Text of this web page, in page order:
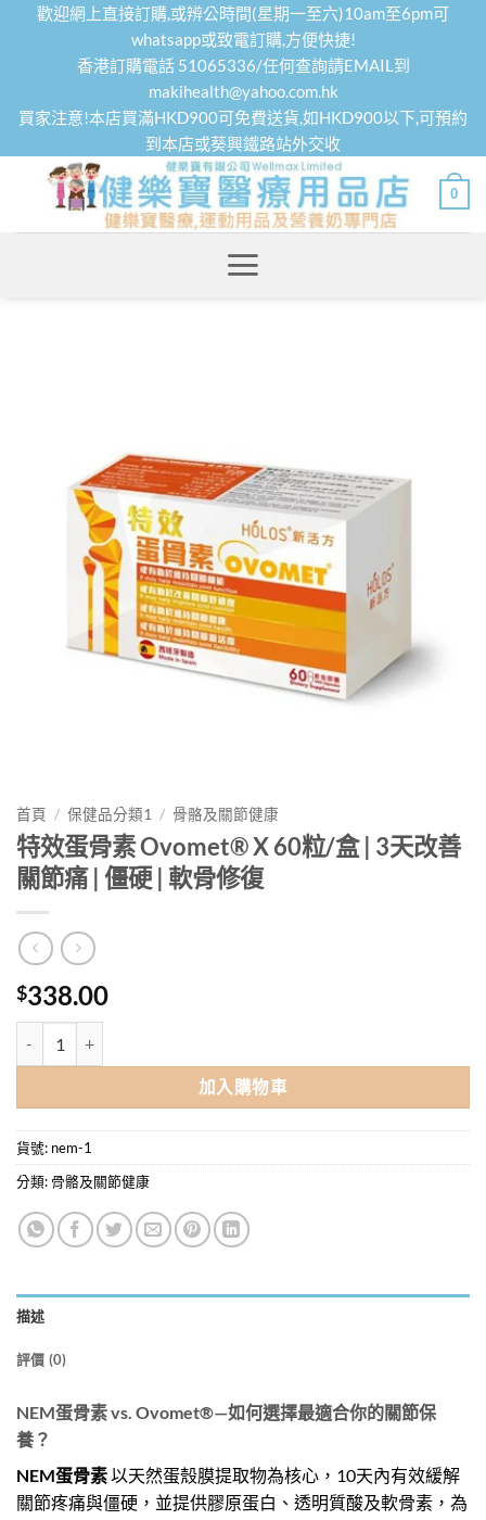
歡迎網上直接訂購,或辨公時間(星期一至六)10am至6pm可
whatsapp或致電訂購,方便快捷!
香港訂購電話 51065336/任何查詢請EMAIL到
makihealth@yahoo.com.hk
買家注意!本店買滿HKD900可免費送貨,如HKD900以下,可預約
到本店或葵興鐵路站外交收
0
首頁 / 保健品分類1 / 骨骼及關節健康
特效蛋骨素 Ovomet® X 60粒/盒 | 3天改善
關節痛 | 僵硬 | 軟骨修復
$338.00
加入購物車
貨號: nem-1
分類: 骨骼及關節健康
描述
評價 (0)
NEM蛋骨素 vs. Ovomet®—如何選擇最適合你的關節保
養？
NEM蛋骨素以天然蛋殼膜提取物為核心，10天內有效緩解
關節疼痛與僵硬，並提供膠原蛋白、透明質酸及軟骨素，為